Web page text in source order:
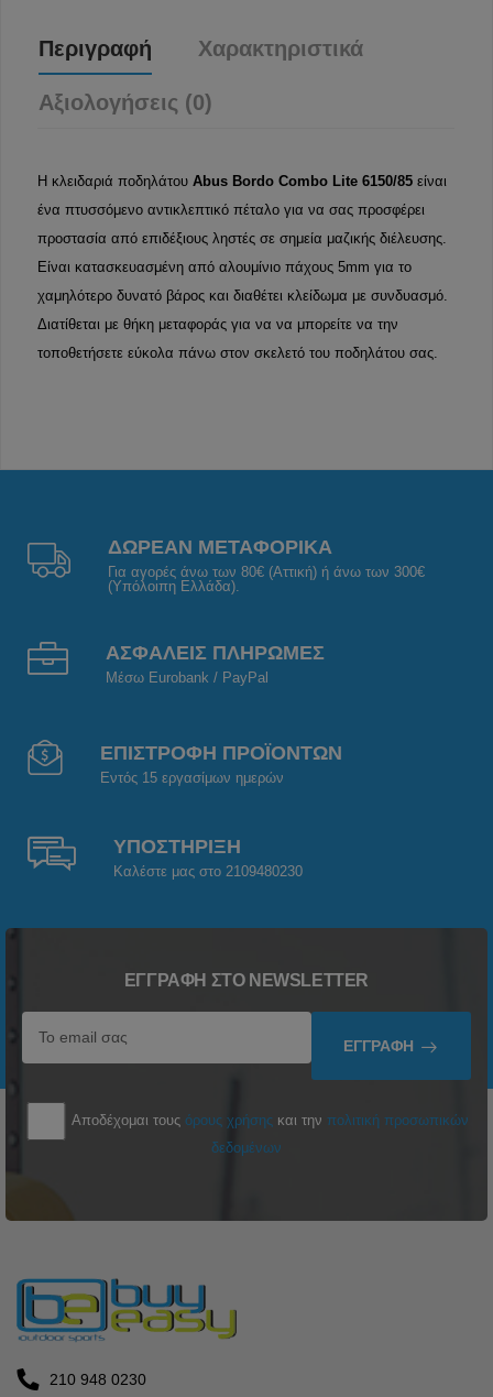
Περιγραφή Χαρακτηριστικά
Αξιολογήσεις (0)
Η κλειδαριά ποδηλάτου Abus Bordo Combo Lite 6150/85 είναι
ένα πτυσσόμενο αντικλεπτικό πέταλο για να σας προσφέρει
προστασία από επιδέξιους ληστές σε σημεία μαζικής διέλευσης.
Είναι κατασκευασμένη από αλουμίνιο πάχους 5mm για το
χαμηλότερο δυνατό βάρος και διαθέτει κλείδωμα με συνδυασμό.
Διατίθεται με θήκη μεταφοράς για να να μπορείτε να την
τοποθετήσετε εύκολα πάνω στον σκελετό του ποδηλάτου σας.
ΔΩΡΕΑΝ ΜΕΤΑΦΟΡΙΚΑ
Για αγορές άνω των 80€ (Αττική) ή άνω των 300€
(Υπόλοιπη Ελλάδα).
ΑΣΦΑΛΕΙΣ ΠΛΗΡΩΜΕΣ
Μέσω Eurobank / PayPal
ΕΠΙΣΤΡΟΦΗ ΠΡΟΪΟΝΤΩΝ
Εντός 15 εργασίμων ημερών
ΥΠΟΣΤΗΡΙΞΗ
Καλέστε μας στο 2109480230
ΕΓΓΡΑΦΉ ΣΤΟ NEWSLETTER
ΕΓΓΡΑΦΉ
Αποδέχομαι τους όρους χρήσης και την πολιτική προσωπικών
δεδομένων
210 948 0230